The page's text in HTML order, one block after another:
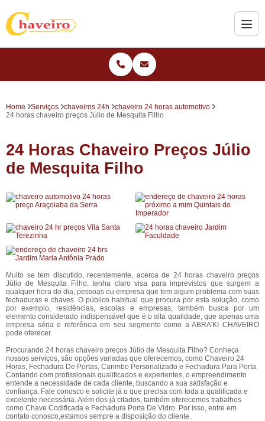
Home Serviços chaveiros 24h
chaveiro 24 horas automotivo
24 horas chaveiro preços Júlio de Mesquita Filho
24 Horas Chaveiro Preços Júlio
de Mesquita Filho
Muito se tem discutido, recentemente, acerca de 24 horas chaveiro preços
Júlio de Mesquita Filho, tenha claro visa para imprevistos que surgem a
qualquer hora do dia, pessoas ou empresa que tem algum problema com suas
fechaduras e chaves. O público habitual que procura por esta solução, como
por exemplo, residências, escolas e empresas, também busca por um
elemento considerado indispensável que é o alta qualidade, que apenas uma
empresa séria e referência em seu segmento como a ABRA'KI CHAVEIRO
pode oferecer.
Procurando 24 horas chaveiro preços Júlio de Mesquita Filho? Conheça
nossos serviços, são opções variadas que oferecemos, como Chaveiro 24
Horas, Fechadura De Portas, Carimbo Personalizado e Fechadura Para Porta.
Contando com profissionais qualificados e experientes, o empreendimento
entende a necessidade de cada cliente, buscando a sua satisfação e
confiança. Fale conosco e solicite já o que precisa com toda a qualificada e
excelente necessária. Além dos já citados, também oferecemos trabalhos
como Chave Codificada e Fechadura Porta De Vidro. Por isso, entre em
contato conosco,estamos sempre a disposição do cliente.